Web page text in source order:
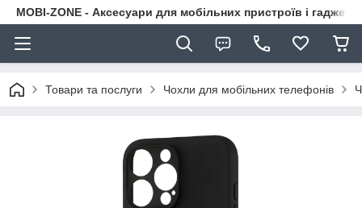
MOBI-ZONE - Аксесуари для мобільних пристроїв і гаджети
Товари та послуги Чохли для мобільних телефонів